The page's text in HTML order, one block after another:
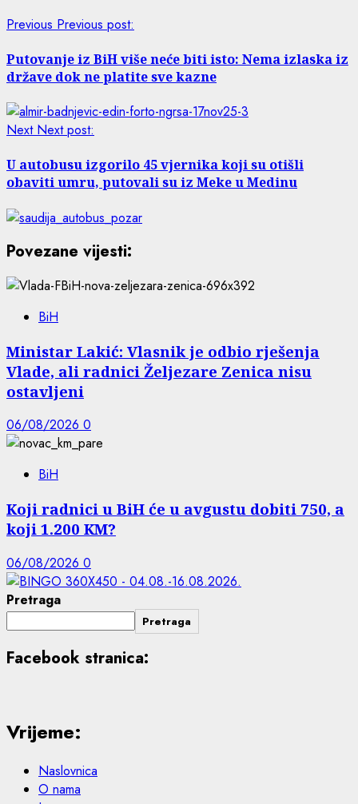
Previous Previous post:
Putovanje iz BiH više neće biti isto: Nema izlaska iz
države dok ne platite sve kazne
Next Next post:
U autobusu izgorilo 45 vjernika koji su otišli
obaviti umru, putovali su iz Meke u Medinu
Povezane vijesti:
BiH
Ministar Lakić: Vlasnik je odbio rješenja
Vlade, ali radnici Željezare Zenica nisu
ostavljeni
06/08/2026 0
BiH
Koji radnici u BiH će u avgustu dobiti 750, a
koji 1.200 KM?
06/08/2026 0
Pretraga
Pretraga
Facebook stranica:
Vrijeme:
Naslovnica
O nama